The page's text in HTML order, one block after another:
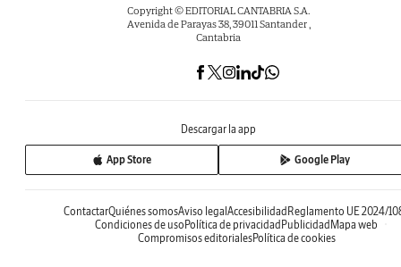
Copyright © EDITORIAL CANTABRIA S.A.
Avenida de Parayas 38, 39011 Santander ,
Cantabria
Descargar la app
App Store Google Play
ContactarQuiénes somosAviso legalAccesibilidadReglamento UE 2024/
Condiciones de usoPolítica de privacidadPublicidadMapa web
Compromisos editorialesPolítica de cookies